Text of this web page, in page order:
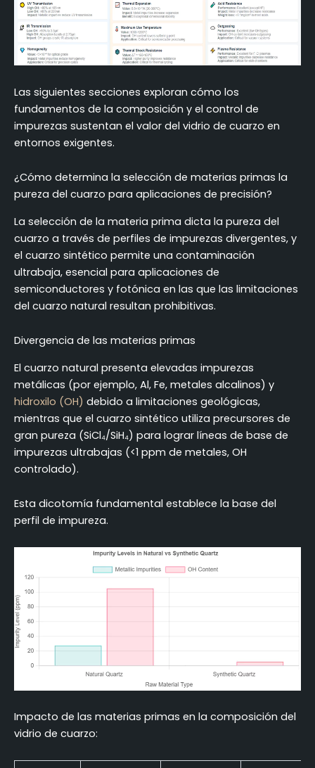
cuarzo basada en la composición
Conclusión
FAQ (Preguntas más frecuentes)
Las siguientes secciones exploran cómo los
fundamentos de la composición y el control de
impurezas sustentan el valor del vidrio de cuarzo en
entornos exigentes.
¿Cómo determina la selección de materias primas la
pureza del cuarzo para aplicaciones de precisión?
La selección de la materia prima dicta la pureza del
cuarzo a través de perfiles de impurezas divergentes, y
el cuarzo sintético permite una contaminación
ultrabaja, esencial para aplicaciones de
semiconductores y fotónica en las que las limitaciones
del cuarzo natural resultan prohibitivas.
Divergencia de las materias primas
El cuarzo natural presenta elevadas impurezas
metálicas (por ejemplo, Al, Fe, metales alcalinos) y
hidroxilo (OH) debido a limitaciones geológicas,
mientras que el cuarzo sintético utiliza precursores de
gran pureza (SiCl₄/SiH₄) para lograr líneas de base de
impurezas ultrabajas (<1 ppm de metales, OH
controlado).
Esta dicotomía fundamental establece la base del
perfil de impureza.
Impacto de las materias primas en la composición del
vidrio de cuarzo: